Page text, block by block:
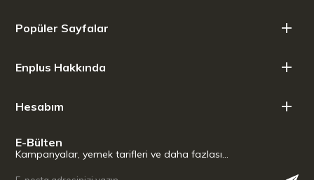
Popüler Sayfalar
Enplus Hakkında
Hesabım
E-Bülten
Kampanyalar, yemek tarifleri ve daha fazlası…